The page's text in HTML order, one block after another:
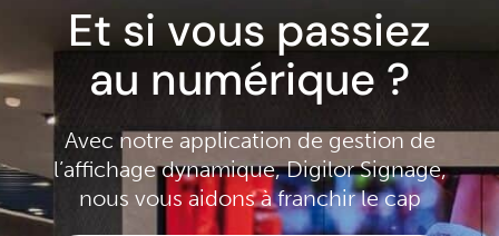
Et si vous passiez
au numérique ?
Avec notre application de gestion de
l’affichage dynamique, Digilor Signage,
nous vous aidons à franchir le cap